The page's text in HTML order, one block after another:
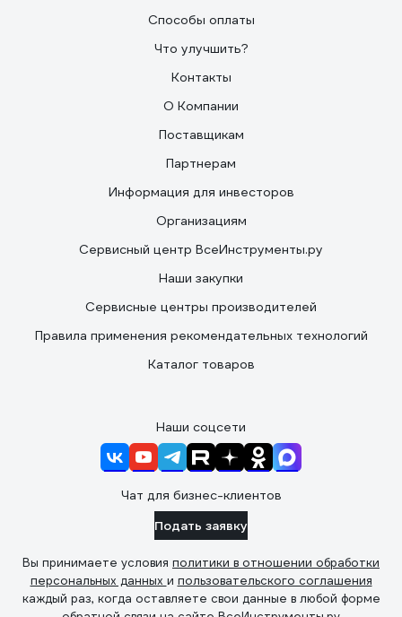
Способы оплаты
Что улучшить?
Контакты
О Компании
Поставщикам
Партнерам
Информация для инвесторов
Организациям
Сервисный центр ВсеИнструменты.ру
Наши закупки
Сервисные центры производителей
Правила применения рекомендательных технологий
Каталог товаров
Наши соцсети
Чат для бизнес-клиентов
Подать заявку
Вы принимаете условия политики в отношении обработки
персональных данных и пользовательского соглашения
каждый раз, когда оставляете свои данные в любой форме